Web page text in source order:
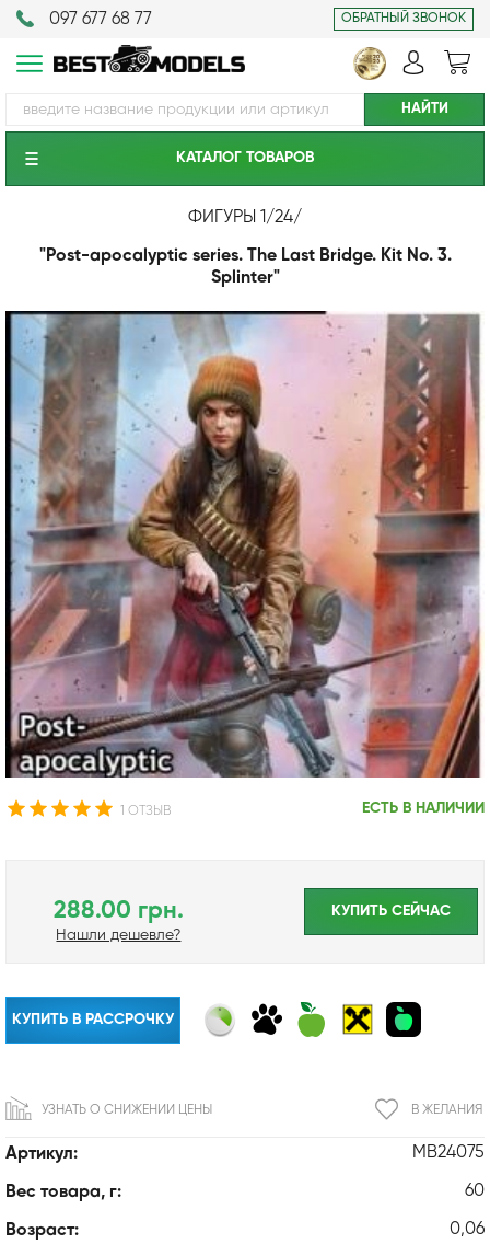
097 677 68 77 ОБРАТНЫЙ ЗВОНОК
КАТАЛОГ ТОВАРОВ
ФИГУРЫ 1/24/
"Pоst-apocalyptic series. The Last Bridge. Kit No. 3.
Splinter"
1 ОТЗЫВ ЕСТЬ В НАЛИЧИИ
Артикул: MB24075
Вес товара, г: 60
Возраст: 0,06
288.00 грн.
Нашли дешевле?
КУПИТЬ CЕЙЧАС
КУПИТЬ В РАССРОЧКУ
В ЖЕЛАНИЯ
УЗНАТЬ О СНИЖЕНИИ ЦЕНЫ